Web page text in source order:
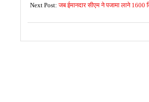
27
Next Post:जब ईमानदार सीएम ने पजामा लाने 1600